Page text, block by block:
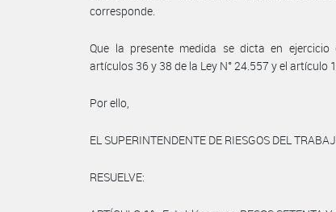
corresponde.
Que la presente medida se dicta en
artículos 36 y 38 de la Ley N° 24.557 y el artículo
Por ello,
EL SUPERINTENDENTE DE RIESGOS DEL
RESUELVE: